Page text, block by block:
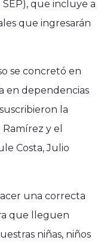
que incluye a
que ingresarán
se concretó en
en dependencias
la
y el
Costa, Julio
una correcta
que lleguen
niñas, niños